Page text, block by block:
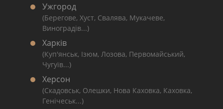
Ужгород
(Берегове, Хуст, Свалява, Мукачеве,
Виноградів...)
Харків
(Куп'янськ, Ізюм, Лозова, Первомайський,
Чугуїв...)
Херсон
(Скадовськ, Олешки, Нова Каховка, Каховка,
Генічеськ...)